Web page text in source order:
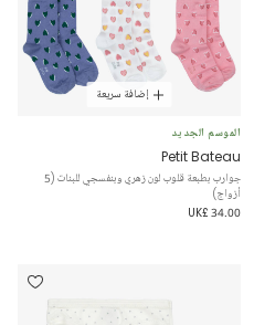
إضافة سريعة
الموسم الجديد
Petit Bateau
جوارب بطبعة قلوب لون زهري وبنفسجي للبنات (5
أزواج)
UK£ 34.00